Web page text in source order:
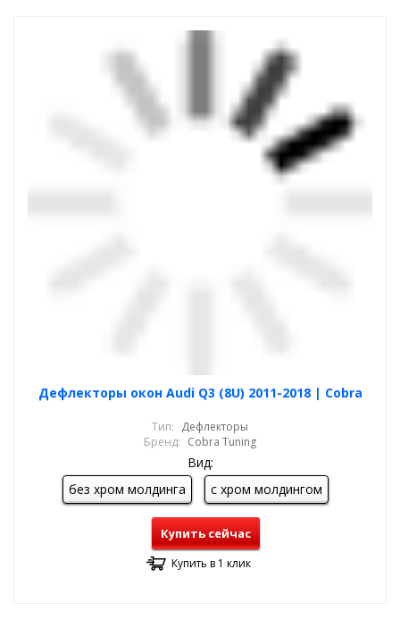
Дефлекторы окон Audi Q3 (8U) 2011-2018 | Cobra
Тип: Дефлекторы
Бренд: Cobra Tuning
Вид:
без хром молдинга
с хром молдингом
Купить сейчас
Купить в 1 клик